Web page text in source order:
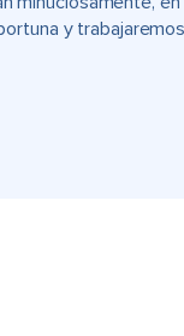
y